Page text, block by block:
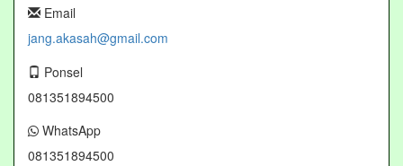
Email
jang.akasah@gmail.com
Ponsel
081351894500
WhatsApp
081351894500